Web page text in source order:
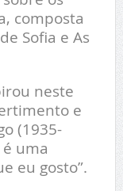
composta
Sofia e As
neste
e
(1935-
uma
eu gosto”.